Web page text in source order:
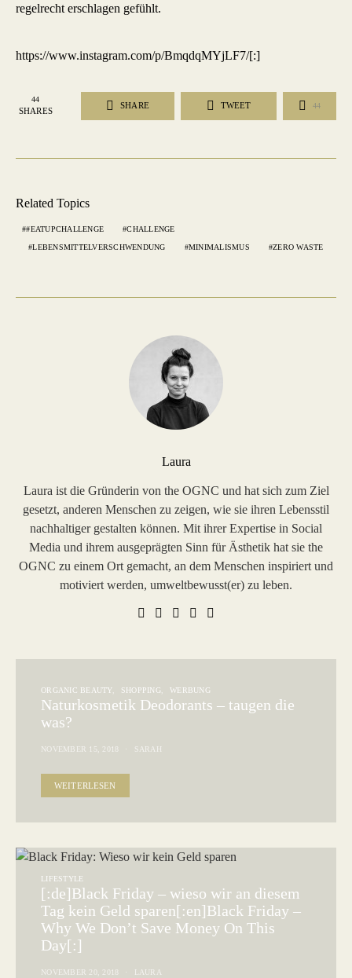
regelrecht erschlagen gefühlt.
https://www.instagram.com/p/BmqdqMYjLF7/[:]
44
SHARES
SHARE TWEET 44
Related Topics
#EATUPCHALLENGE CHALLENGE
LEBENSMITTELVERSCHWENDUNG MINIMALISMUS ZERO WASTE
Laura
Laura ist die Gründerin von the OGNC und hat sich zum Ziel
gesetzt, anderen Menschen zu zeigen, wie sie ihren Lebensstil
nachhaltiger gestalten können. Mit ihrer Expertise in Social
Media und ihrem ausgeprägten Sinn für Ästhetik hat sie the
OGNC zu einem Ort gemacht, an dem Menschen inspiriert und
motiviert werden, umweltbewusst(er) zu leben.
ORGANIC BEAUTY SHOPPING WERBUNG
Naturkosmetik Deodorants – taugen die
was?
NOVEMBER 15, 2018 SARAH
WEITERLESEN
LIFESTYLE
[:de]Black Friday – wieso wir an diesem
Tag kein Geld sparen[:en]Black Friday –
Why We Don’t Save Money On This
Day[:]
NOVEMBER 20, 2018 LAURA